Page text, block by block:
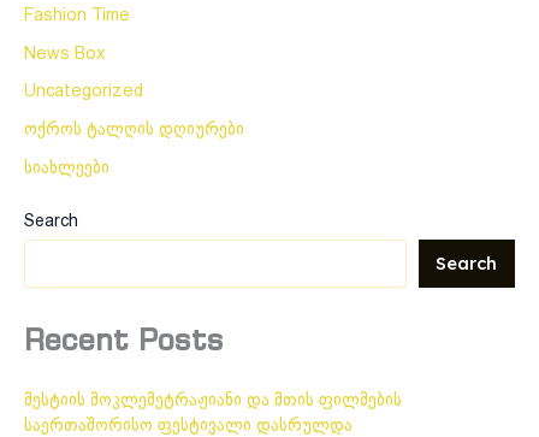
Fashion Time
News Box
Uncategorized
ოქროს ტალღის დღიურები
სიახლეები
Search
Search
Recent Posts
მესტიის მოკლემეტრაჟიანი და მთის ფილმების
საერთაშორისო ფესტივალი დასრულდა